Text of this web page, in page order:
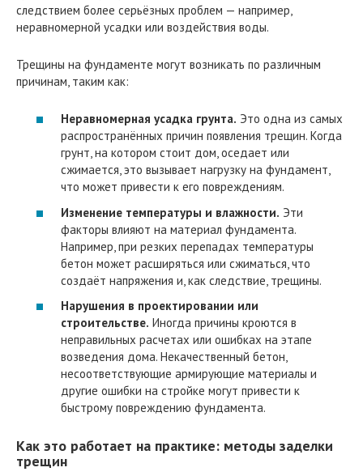
следствием более серьёзных проблем — например,
неравномерной усадки или воздействия воды.
Трещины на фундаменте могут возникать по различным
причинам, таким как:
Неравномерная усадка грунта. Это одна из самых
распространённых причин появления трещин. Когда
грунт, на котором стоит дом, оседает или
сжимается, это вызывает нагрузку на фундамент,
что может привести к его повреждениям.
Изменение температуры и влажности. Эти
факторы влияют на материал фундамента.
Например, при резких перепадах температуры
бетон может расширяться или сжиматься, что
создаёт напряжения и, как следствие, трещины.
Нарушения в проектировании или
строительстве. Иногда причины кроются в
неправильных расчетах или ошибках на этапе
возведения дома. Некачественный бетон,
несоответствующие армирующие материалы и
другие ошибки на стройке могут привести к
быстрому повреждению фундамента.
Как это работает на практике: методы заделки
трещин